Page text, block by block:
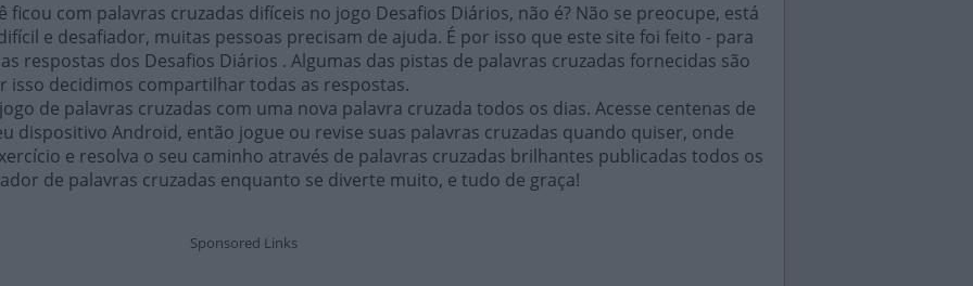
ficou com palavras cruzadas difíceis no jogo Desafios Diários, não é? Não se preocupe, está
e desafiador, muitas pessoas precisam de ajuda. É por isso que este site foi feito - para
respostas dos Desafios Diários . Algumas das pistas de palavras cruzadas fornecidas são
isso decidimos compartilhar todas as respostas.
de palavras cruzadas com uma nova palavra cruzada todos os dias. Acesse centenas de
dispositivo Android, então jogue ou revise suas palavras cruzadas quando quiser, onde
e resolva o seu caminho através de palavras cruzadas brilhantes publicadas todos os
de palavras cruzadas enquanto se diverte muito, e tudo de graça!